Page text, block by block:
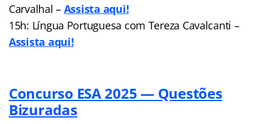
Carvalhal – Assista aqui!
15h: Língua Portuguesa com Tereza Cavalcanti –
Assista aqui!
Concurso ESA 2025 — Questões
Bizuradas